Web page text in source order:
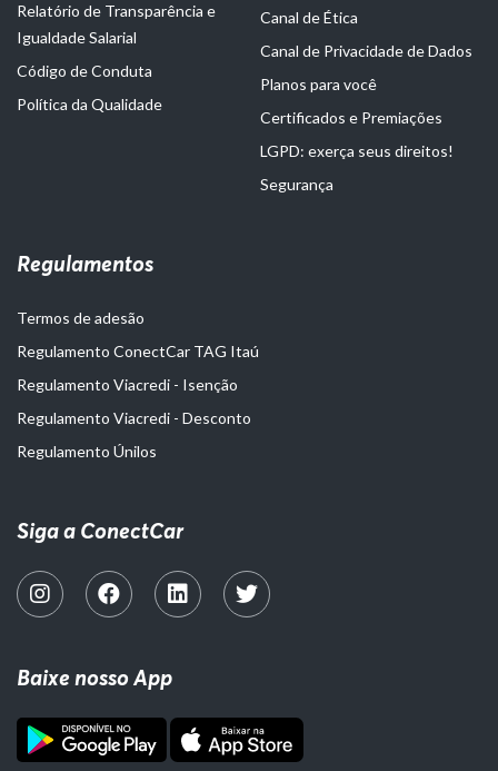
Relatório de Transparência e
Igualdade Salarial
Código de Conduta
Política da Qualidade
Canal de Ética
Canal de Privacidade de Dados
Planos para você
Certificados e Premiações
LGPD: exerça seus direitos!
Segurança
Regulamentos
Termos de adesão
Regulamento ConectCar TAG Itaú
Regulamento Viacredi - Isenção
Regulamento Viacredi - Desconto
Regulamento Únilos
Siga a ConectCar
Baixe nosso App